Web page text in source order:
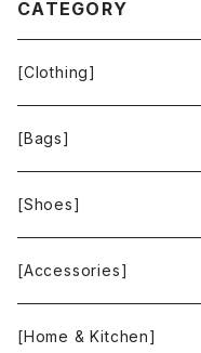
CATEGORY
[Clothing]
Krochet Kids
[Bags]
BAGGU
FOOD TEXTILE
INCASE
[Shoes]
TOMS
[Accessories]
ALEX AND ANI
[Home & Kitchen]